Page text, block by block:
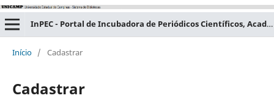
InPEC - Portal de Incubadora de Periódicos Científicos, Acadêmicos e Educacionais
Início / Cadastrar
Cadastrar